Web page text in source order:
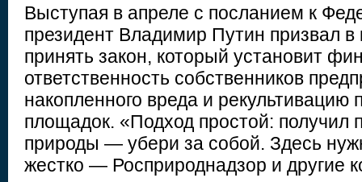
Выступая в апреле с посланием к
президент Владимир Путин призвал в
принять закон, который установит
ответственность собственников
накопленного вреда и
площадок. «Подход простой: получил
природы — убери за собой. Здесь
жестко — Росприроднадзор и другие